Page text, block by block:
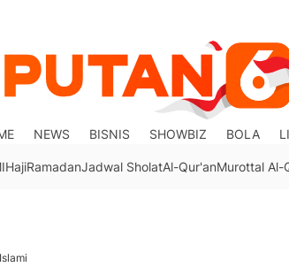
NEWS BISNIS SHOWBIZ BOLA
HajiRamadanJadwal SholatAl-Qur'anMurottal Al-
Islami